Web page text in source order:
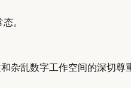
。
乱数字工作空间的深切尊